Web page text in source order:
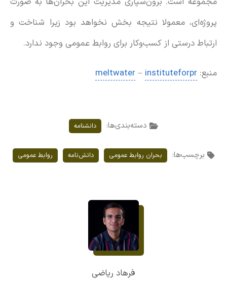
پروژه‌ای، معمولا نتیجه بخش نخواهد بود زیرا شناخت و
ارتباط درستی از کسب‌وکار برای روابط عمومی وجود ندارد.
منبع: meltwater – instituteforpr
دسته‌بندی‌ها: دانشنامه
برچسب‌ها: بحران روابط عمومی دانش‌نامه روابط عمومی
فرهاد ریاضی